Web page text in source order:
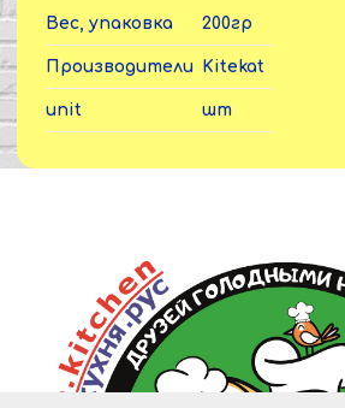
Вес, упаковка 200гр
Производители Kitekat
unit шт